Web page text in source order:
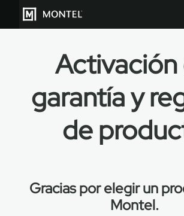
Cultiva más
Activación
garantía y
de
Gracias por elegir un
Montel.